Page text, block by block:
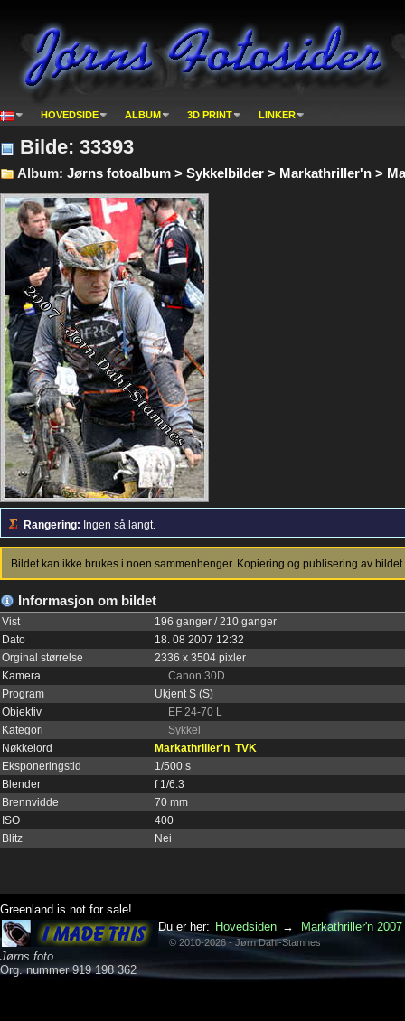
HOVEDSIDE ALBUM 3D PRINT LINKER
Bilde: 33393
Album: Jørns fotoalbum > Sykkelbilder > Markathriller'n >
Rangering: Ingen så langt.
Bildet kan ikke brukes i noen sammenhenger. Kopiering og publisering av bildet
Informasjon om bildet
Vist
196 ganger / 210 ganger
Dato
18. 08 2007 12:32
Orginal størrelse
2336 x 3504 pixler
Kamera
Canon 30D
Program
Ukjent S (S)
Objektiv
EF 24-70 L
Kategori
Sykkel
Nøkkelord
Markathriller'n TVK
Eksponeringstid
1/500 s
Blender
f 1/6.3
Brennvidde
70 mm
ISO
400
Blitz
Nei
Greenland is not for sale!
Jørns foto
Org. nummer 919 198 362
Du er her: Hovedsiden → Markathriller'n
© 2010-2026 - Jørn Dahl-Stamnes